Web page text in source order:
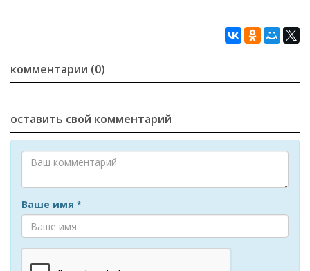
комментарии (0)
оставить свой комментарий
Ваше имя *